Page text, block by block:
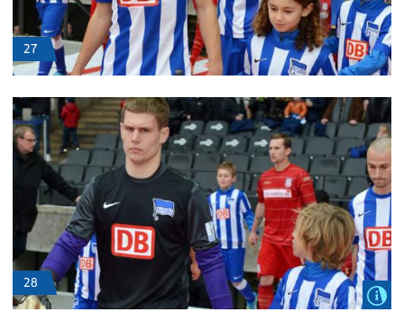
27
28